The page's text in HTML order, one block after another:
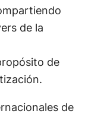
de la
de
de